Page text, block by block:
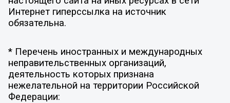
Интернет гиперссылка на источник
обязательна.
* Перечень иностранных и международных
неправительственных организаций,
деятельность которых признана
нежелательной на территории Российской
Федерации: